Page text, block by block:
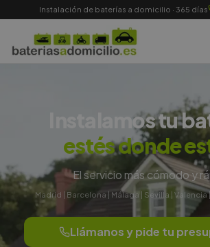
Instalación de baterías a domicilio · 365 días
Instalamos tu
estés donde
El servicio más cómodo y
Madrid | Barcelona | Málaga | Sevilla | Valencia
Llámanos y pide tu